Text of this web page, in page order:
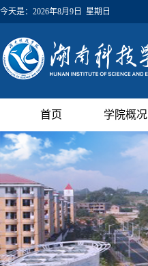
今天是： 2026年8月9日 星期日
首页 学院概况